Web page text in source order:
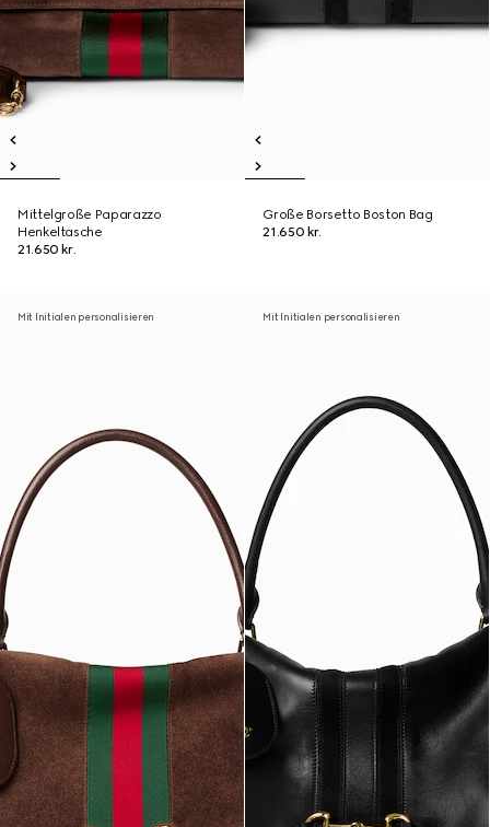
Mittelgroße Paparazzo
Henkeltasche
21.650 kr.
Große Borsetto Boston Bag
21.650 kr.
Mit Initialen personalisieren Mit Initialen personalisieren